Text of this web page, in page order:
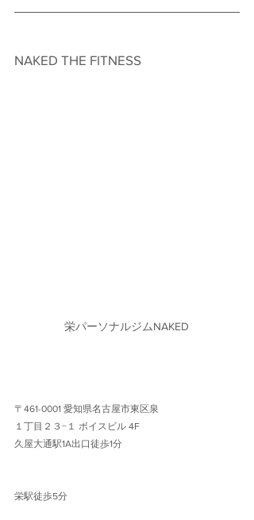
NAKED THE FITNESS
栄パーソナルジムNAKED
〒461-0001 愛知県名古屋市東区泉
１丁目２３−１ ボイスビル 4F
久屋大通駅1A出口徒歩1分
栄駅徒歩5分